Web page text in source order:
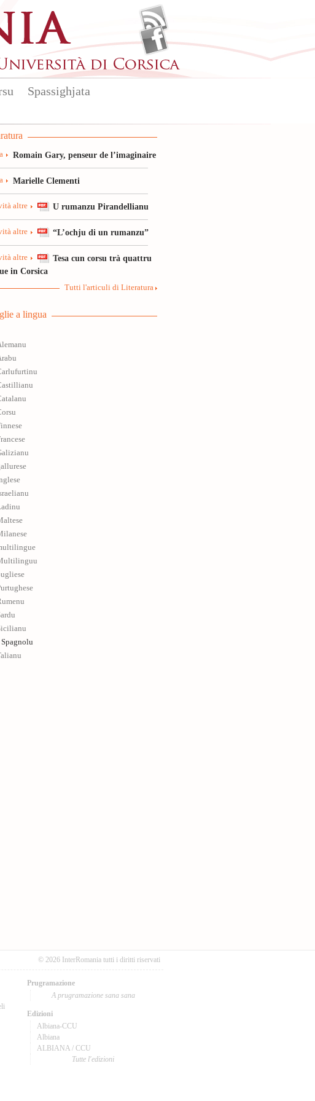
Spassighjata
Romain Gary, penseur de l’imaginaire
Marielle Clementi
altre U rumanzu Pirandellianu
altre “L’ochju di un rumanzu”
altre
Tesa cun corsu trà quattru
in Corsica
Tutti l'articuli di Literatura
a lingua
Spagnolu
© 2026 InterRomania tutti i diritti riservati
Prugramazione
A prugramazione sana sana
Edizioni
Albiana-CCU
Albiana
ALBIANA / CCU
Tutte l'edizioni